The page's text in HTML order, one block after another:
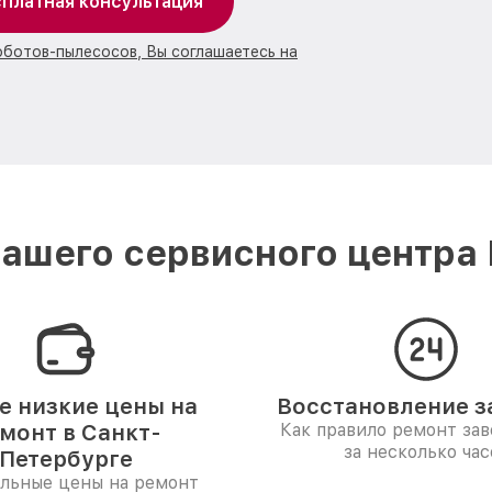
пылесосов, Вы соглашаетесь на
сервисного центра
низкие цены на
в Санкт-
Петербурге
цены на ремонт
Восстановление
Как правило ремонт
за несколько